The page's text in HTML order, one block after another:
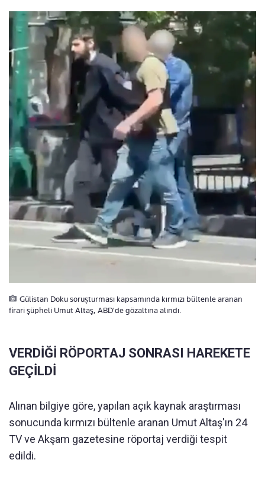
Gülistan Doku soruşturması kapsamında kırmızı bültenle aranan
firari şüpheli Umut Altaş, ABD'de gözaltına alındı.
VERDİĞİ RÖPORTAJ SONRASI HAREKETE
GEÇİLDİ
Alınan bilgiye göre, yapılan açık kaynak araştırması
sonucunda kırmızı bültenle aranan Umut Altaş'ın 24
TV ve Akşam gazetesine röportaj verdiği tespit
edildi.